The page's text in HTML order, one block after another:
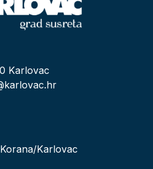
Karlovac
Karlovac